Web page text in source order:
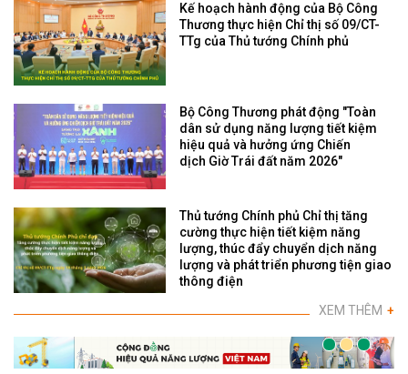
Kế hoạch hành động của Bộ Công
Thương thực hiện Chỉ thị số 09/CT-
TTg của Thủ tướng Chính phủ
Bộ Công Thương phát động "Toàn
dân sử dụng năng lượng tiết kiệm
hiệu quả và hưởng ứng Chiến
dịch Giờ Trái đất năm 2026"
Thủ tướng Chính phủ Chỉ thị tăng
cường thực hiện tiết kiệm năng
lượng, thúc đẩy chuyển dịch năng
lượng và phát triển phương tiện giao
thông điện
XEM THÊM +